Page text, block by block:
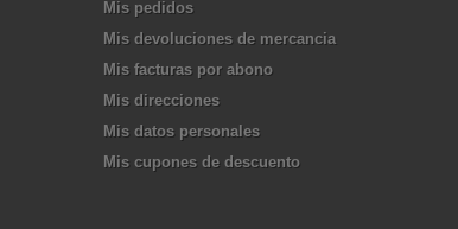
Mis pedidos
Mis devoluciones de mercancia
Mis facturas por abono
Mis direcciones
Mis datos personales
Mis cupones de descuento